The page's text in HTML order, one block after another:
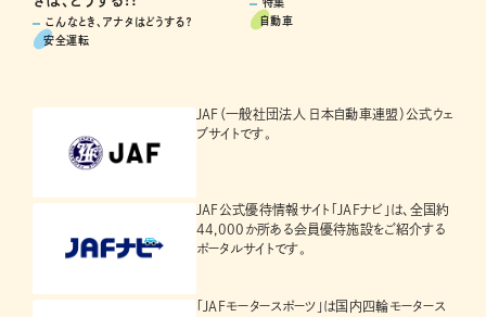
こんなとき、アナタはどうする？
安全運転
自動車
JAF（一般社団法人 日本自動車連盟）公式ウェ
ブサイトです。
JAF公式優待情報サイト「JAFナビ」は、全国約
44,000か所ある会員優待施設をご紹介する
ポータルサイトです。
「JAFモータースポーツ」は国内四輪モータース